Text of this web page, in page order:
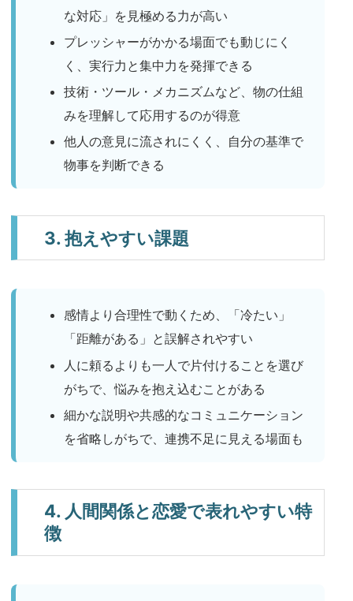
な対応」を見極める力が高い
プレッシャーがかかる場面でも動じにく
く、実行力と集中力を発揮できる
技術・ツール・メカニズムなど、物の仕組
みを理解して応用するのが得意
他人の意見に流されにくく、自分の基準で
物事を判断できる
3. 抱えやすい課題
感情より合理性で動くため、「冷たい」
「距離がある」と誤解されやすい
人に頼るよりも一人で片付けることを選び
がちで、悩みを抱え込むことがある
細かな説明や共感的なコミュニケーション
を省略しがちで、連携不足に見える場面も
4. 人間関係と恋愛で表れやすい特
徴